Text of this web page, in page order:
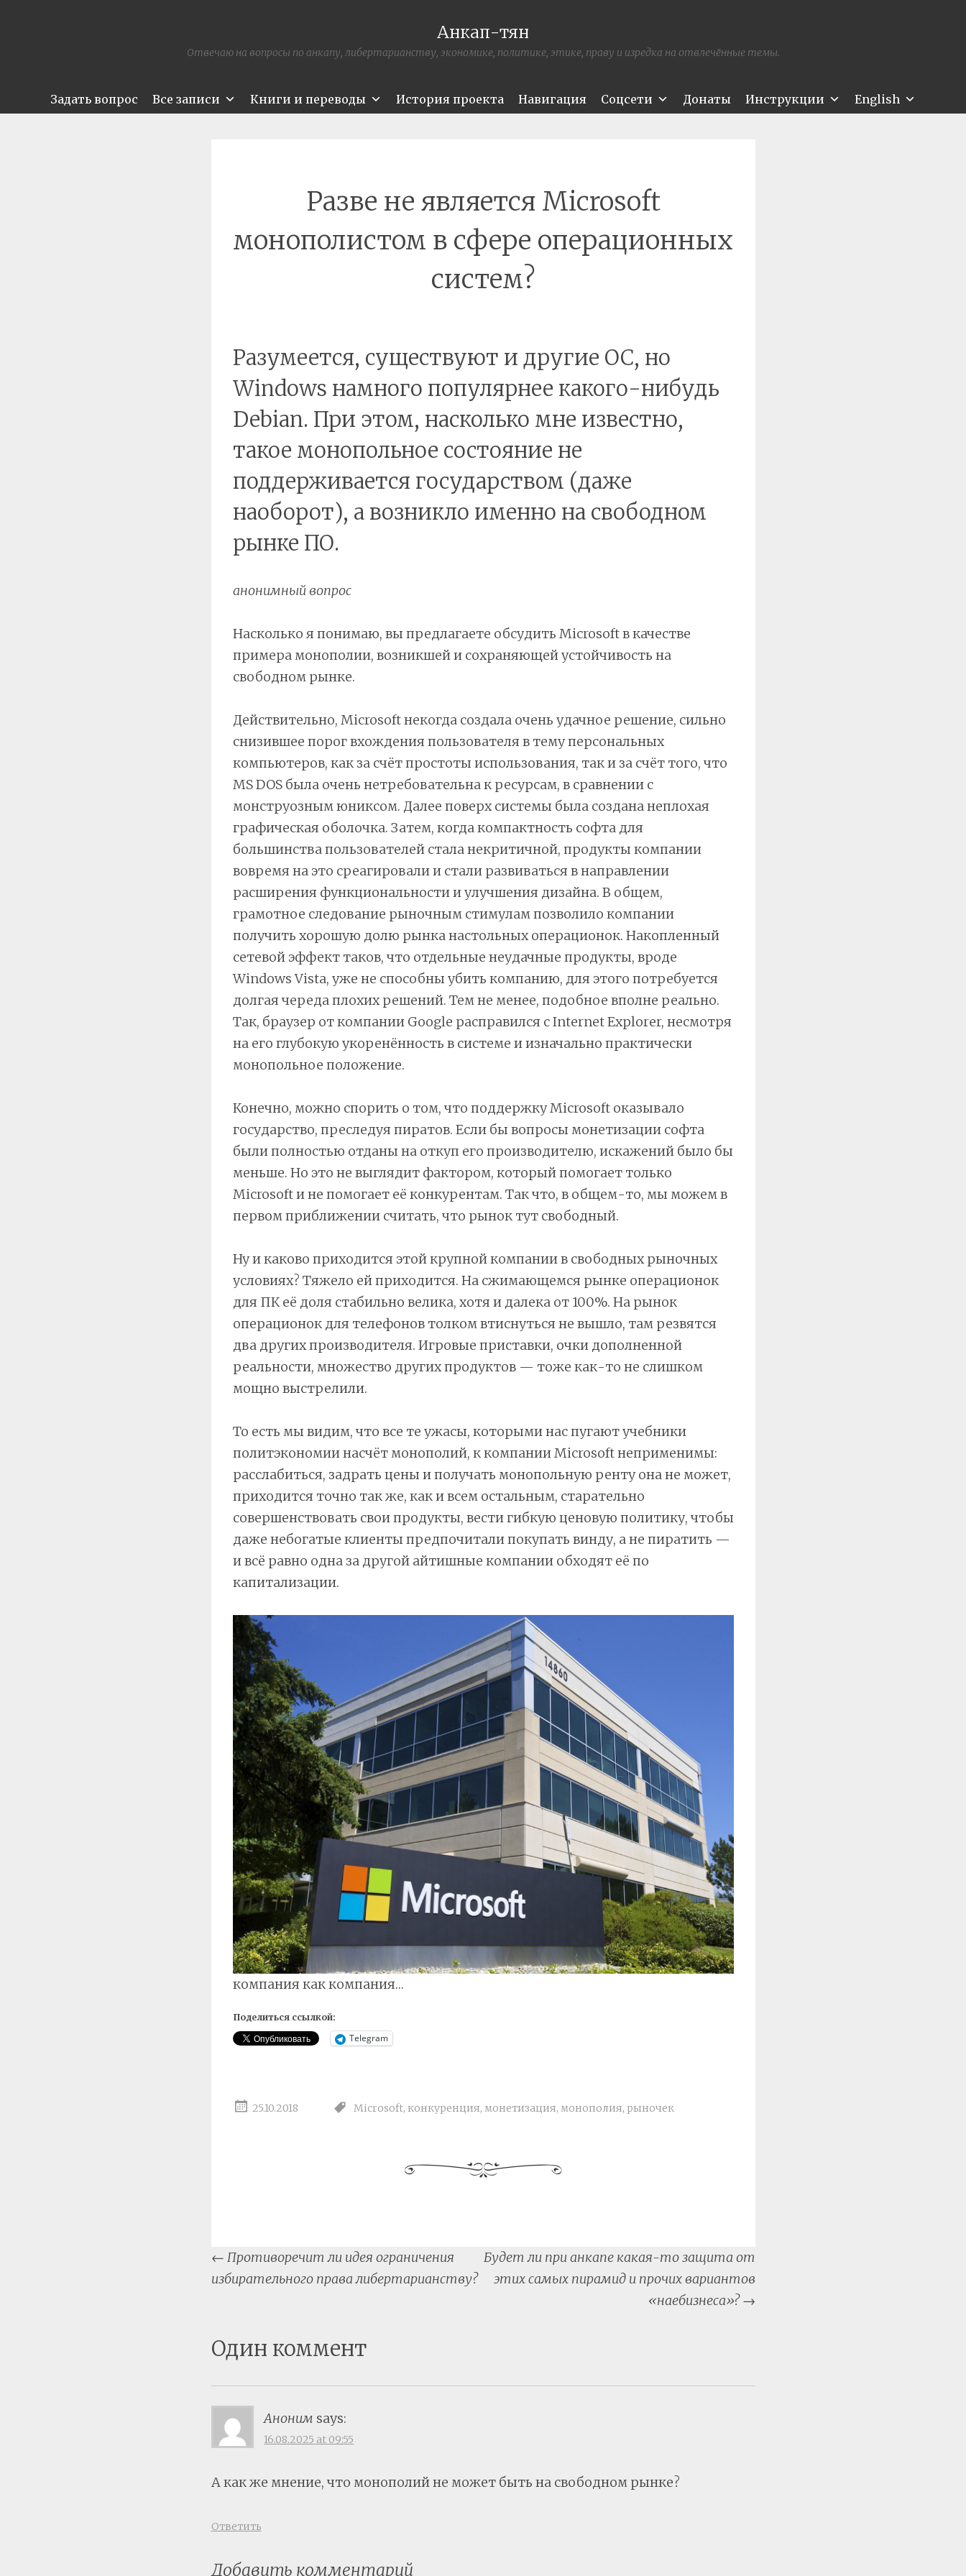
Анкап-тян
Отвечаю на вопросы по анкапу, либертарианству, экономике, политике, этике, праву и изредка на отвлечённые темы.
Задать вопрос Все записи Книги и переводы История проекта Навигация Соцсети Донаты Инструкции English
Разве не является Microsoft
монополистом в сфере операционных
систем?
Разумеется, существуют и другие ОС, но
Windows намного популярнее какого-нибудь
Debian. При этом, насколько мне известно,
такое монопольное состояние не
поддерживается государством (даже
наоборот), а возникло именно на свободном
рынке ПО.
анонимный вопрос
Насколько я понимаю, вы предлагаете обсудить Microsoft в качестве
примера монополии, возникшей и сохраняющей устойчивость на
свободном рынке.
Действительно, Microsoft некогда создала очень удачное решение, сильно
снизившее порог вхождения пользователя в тему персональных
компьютеров, как за счёт простоты использования, так и за счёт того, что
MS DOS была очень нетребовательна к ресурсам, в сравнении с
монструозным юниксом. Далее поверх системы была создана неплохая
графическая оболочка. Затем, когда компактность софта для
большинства пользователей стала некритичной, продукты компании
вовремя на это среагировали и стали развиваться в направлении
расширения функциональности и улучшения дизайна. В общем,
грамотное следование рыночным стимулам позволило компании
получить хорошую долю рынка настольных операционок. Накопленный
сетевой эффект таков, что отдельные неудачные продукты, вроде
Windows Vista, уже не способны убить компанию, для этого потребуется
долгая череда плохих решений. Тем не менее, подобное вполне реально.
Так, браузер от компании Google расправился с Internet Explorer, несмотря
на его глубокую укоренённость в системе и изначально практически
монопольное положение.
Конечно, можно спорить о том, что поддержку Microsoft оказывало
государство, преследуя пиратов. Если бы вопросы монетизации софта
были полностью отданы на откуп его производителю, искажений было бы
меньше. Но это не выглядит фактором, который помогает только
Microsoft и не помогает её конкурентам. Так что, в общем-то, мы можем в
первом приближении считать, что рынок тут свободный.
Ну и каково приходится этой крупной компании в свободных рыночных
условиях? Тяжело ей приходится. На сжимающемся рынке операционок
для ПК её доля стабильно велика, хотя и далека от 100%. На рынок
операционок для телефонов толком втиснуться не вышло, там резвятся
два других производителя. Игровые приставки, очки дополненной
реальности, множество других продуктов — тоже как-то не слишком
мощно выстрелили.
То есть мы видим, что все те ужасы, которыми нас пугают учебники
политэкономии насчёт монополий, к компании Microsoft неприменимы:
расслабиться, задрать цены и получать монопольную ренту она не может,
приходится точно так же, как и всем остальным, старательно
совершенствовать свои продукты, вести гибкую ценовую политику, чтобы
даже небогатые клиенты предпочитали покупать винду, а не пиратить —
и всё равно одна за другой айтишные компании обходят её по
капитализации.
компания как компания…
Поделиться ссылкой:
Telegram
25.10.2018 Microsoft, конкуренция,монетизация,монополия, рыночек
Post
navigation
← Противоречит ли идея ограничения
избирательного права либертарианству?
Будет ли при анкапе какая-то защита от
этих самых пирамид и прочих вариантов
«наебизнеса»?→
Один коммент
Аноним says:
16.08.2025 at 09:55
А как же мнение, что монополий не может быть на свободном рынке?
Ответить
Добавить комментарий